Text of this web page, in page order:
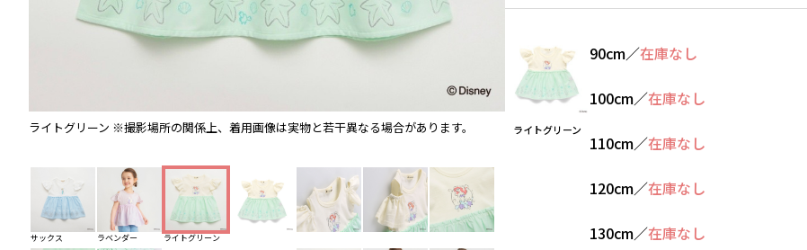
ライトグリーン ※撮影場所の関係上、着用画像は実物と若干異なる場合があります。 ライトグリーン
サックス ラベンダー ライトグリーン
ライトグリーン
90cm／在庫なし
100cm／在庫なし
110cm／在庫なし
120cm／在庫なし
130cm／在庫なし